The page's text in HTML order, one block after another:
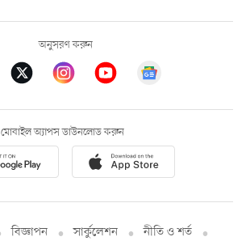
অনুসরণ করুন
মোবাইল অ্যাপস ডাউনলোড করুন
বিজ্ঞাপন সার্কুলেশন নীতি ও শর্ত